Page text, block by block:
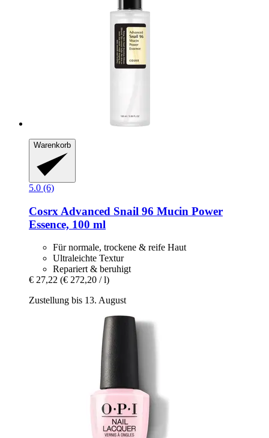
Warenkorb
5.0 (6)
Cosrx Advanced Snail 96 Mucin Power
Essence, 100 ml
Für normale, trockene & reife Haut
Ultraleichte Textur
Repariert & beruhigt
€ 27,22 (€ 272,20 / l)
Zustellung bis 13. August